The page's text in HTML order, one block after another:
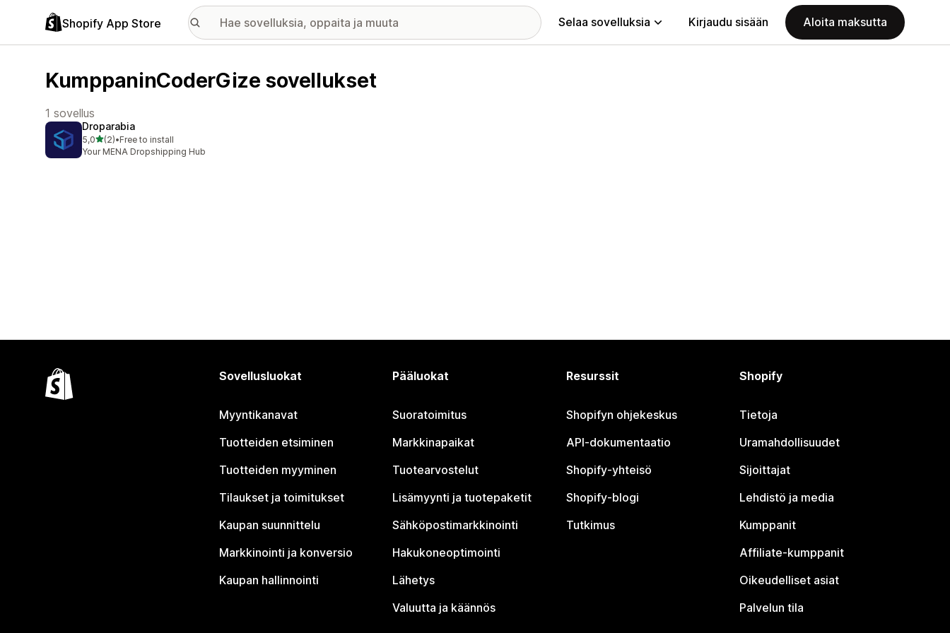
Shopify App Store Selaa sovelluksia Kirjaudu sisään Aloita maksutta
KumppaninCoderGize sovellukset
1 sovellus
Droparabia
5,0/ 5 tähteä
(2)
2 arvostelua yhteensä
•Free to install
Your MENA Dropshipping Hub
Sovellusluokat
Myyntikanavat
Tuotteiden etsiminen
Tuotteiden myyminen
Tilaukset ja toimitukset
Kaupan suunnittelu
Markkinointi ja konversio
Kaupan hallinnointi
Pääluokat
Suoratoimitus
Markkinapaikat
Tuotearvostelut
Lisämyynti ja tuotepaketit
Sähköpostimarkkinointi
Hakukoneoptimointi
Lähetys
Valuutta ja käännös
Resurssit
Shopifyn ohjekeskus
API-dokumentaatio
Shopify-yhteisö
Shopify-blogi
Tutkimus
Shopify
Tietoja
Uramahdollisuudet
Sijoittajat
Lehdistö ja media
Kumppanit
Affiliate-kumppanit
Oikeudelliset asiat
Palvelun tila